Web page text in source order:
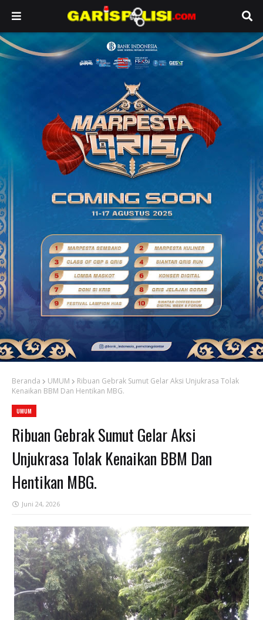
Beranda UMUM
Ribuan Gebrak Sumut Gelar Aksi Unjukrasa Tolak
Kenaikan BBM Dan Hentikan MBG.
UMUM
Ribuan Gebrak Sumut Gelar Aksi
Unjukrasa Tolak Kenaikan BBM Dan
Hentikan MBG.
Juni 24, 2026